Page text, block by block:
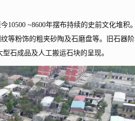
~8600年摆布持续的史前文化堆积。
等粉饰的粗夹砂陶及石磨盘等。旧石器
石成品及人工搬运石块的呈现。